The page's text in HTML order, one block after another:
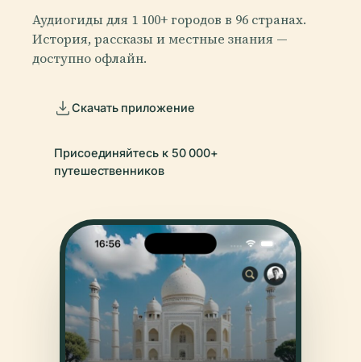
Аудиогиды для 1 100+ городов в 96 странах.
История, рассказы и местные знания —
доступно офлайн.
Скачать приложение
Присоединяйтесь к 50 000+
путешественников